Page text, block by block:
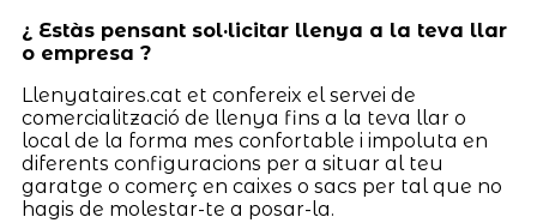
¿ Estàs pensant sol·licitar llenya a la teva llar
o empresa ?
Llenyataires.cat et confereix el servei de
comercialització de llenya fins a la teva llar o
local de la forma mes confortable i impoluta en
diferents configuracions per a situar al teu
garatge o comerç en caixes o sacs per tal que no
hagis de molestar-te a posar-la.